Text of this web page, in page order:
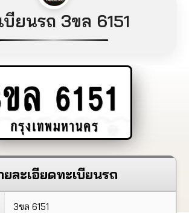
บียนรถ 3ขล 6151
ล 6151
กรุงเทพมหานคร
ยละเอียดทะเบียนรถ
3ขล 6151